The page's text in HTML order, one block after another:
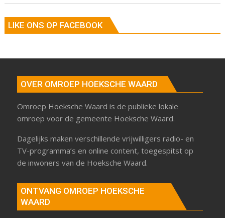
LIKE ONS OP FACEBOOK
OVER OMROEP HOEKSCHE WAARD
Omroep Hoeksche Waard is de publieke lokale
omroep voor de gemeente Hoeksche Waard.
Dagelijks maken verschillende vrijwilligers radio- en
TV-programma’s en online content, toegespitst op
de inwoners van de Hoeksche Waard.
ONTVANG OMROEP HOEKSCHE
WAARD